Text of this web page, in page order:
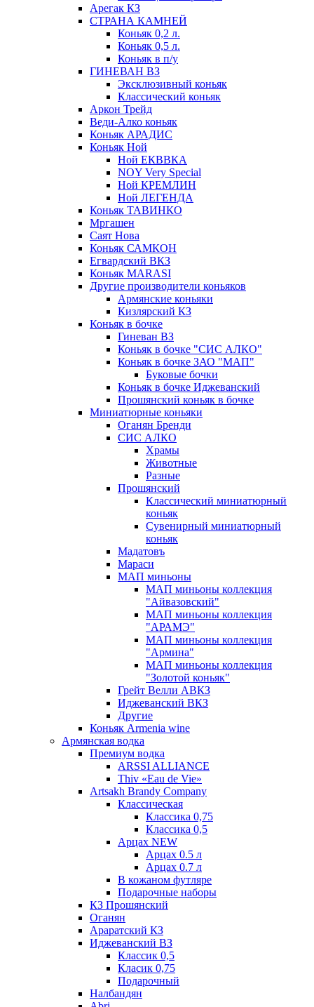
Арегак КЗ
СТРАНА КАМНЕЙ
Коньяк 0,2 л.
Коньяк 0,5 л.
Коньяк в п/у
ГИНЕВАН ВЗ
Эксклюзивный коньяк
Классический коньяк
Аркон Трейд
Веди-Алко коньяк
Коньяк АРАДИС
Коньяк Ной
Ной ЕКВВКА
NOY Very Special
Ной КРЕМЛИН
Ной ЛЕГЕНДА
Коньяк ТАВИНКО
Мргашен
Саят Нова
Коньяк САМКОН
Егвардский ВКЗ
Коньяк MARASI
Другие производители коньяков
Армянские коньяки
Кизлярский КЗ
Коньяк в бочке
Гиневан ВЗ
Коньяк в бочке "СИС АЛКО"
Коньяк в бочке ЗАО "МАП"
Буковые бочки
Коньяк в бочке Иджеванский
Прошянский коньяк в бочке
Миниатюрные коньяки
Оганян Бренди
СИС АЛКО
Храмы
Животные
Разные
Прошянский
Классический миниатюрный
коньяк
Сувенирный миниатюрный
коньяк
Мадатовъ
Мараси
МАП миньоны
МАП миньоны коллекция
"Айвазовский"
МАП миньоны коллекция
"АРАМЭ"
МАП миньоны коллекция
"Армина"
МАП миньоны коллекция
"Золотой коньяк"
Грейт Велли АВКЗ
Иджеванский ВКЗ
Другие
Коньяк Armenia wine
Армянская водка
Премиум водка
ARSSI ALLIANCE
Thiv «Eau de Vie»
Artsakh Brandy Company
Классическая
Классика 0,75
Классика 0,5
Арцах NEW
Арцах 0.5 л
Арцах 0.7 л
В кожаном футляре
Подарочные наборы
КЗ Прошянский
Оганян
Араратский КЗ
Иджеванский ВЗ
Классик 0,5
Класик 0,75
Подарочный
Налбандян